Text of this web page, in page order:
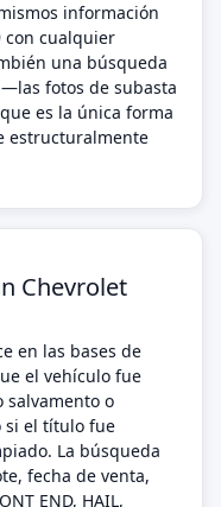
información
con cualquier
una búsqueda
fotos de subasta
es la única forma
estructuralmente
Chevrolet
en las bases de
el vehículo fue
salvamento o
el título fue
La búsqueda
fecha de venta,
END, HAIL,